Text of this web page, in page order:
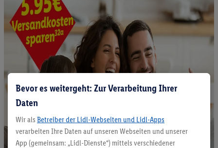
Bevor es weitergeht: Zur Verarbeitung Ihrer
Daten
Wir als Betreiber der Lidl-Webseiten und Lidl-Apps
verarbeiten Ihre Daten auf unseren Webseiten und unserer
App (gemeinsam: „Lidl-Dienste“) mittels verschiedener